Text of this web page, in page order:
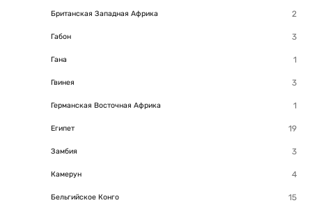
Британская Западная Африка
Габон
Гана
Гвинея
Германская Восточная Африка
Египет
Замбия
Камерун
Бельгийское Конго